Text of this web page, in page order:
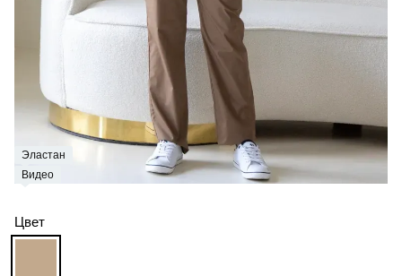
Эластан
Видео
Цвет